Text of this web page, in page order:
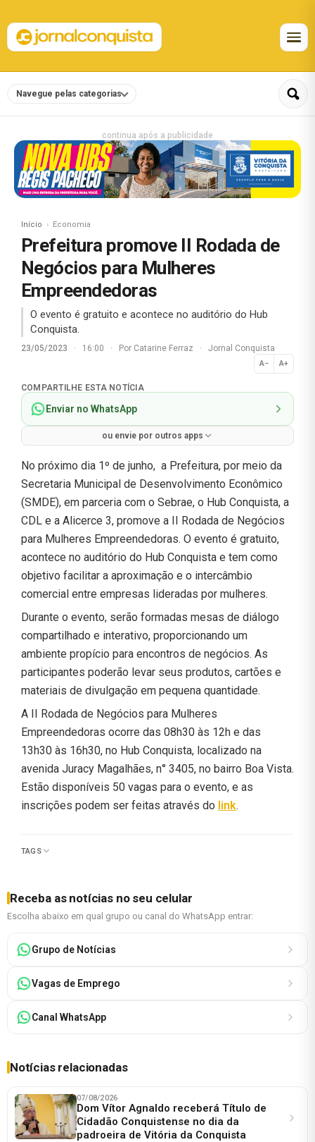
Navegue pelas categorias
continua após a publicidade
Início Economia
Prefeitura promove II Rodada de
Negócios para Mulheres
Empreendedoras
O evento é gratuito e acontece no auditório do Hub
Conquista.
23/05/2023 · 16:00 · Por Catarine Ferraz · Jornal Conquista
A− A+
Normal
COMPARTILHE ESTA NOTÍCIA
Enviar no WhatsApp
ou envie por outros apps
No próximo dia 1º de junho, a Prefeitura, por meio da
Secretaria Municipal de Desenvolvimento Econômico
(SMDE), em parceria com o Sebrae, o Hub Conquista, a
CDL e a Alicerce 3, promove a II Rodada de Negócios
para Mulheres Empreendedoras. O evento é gratuito,
acontece no auditório do Hub Conquista e tem como
objetivo facilitar a aproximação e o intercâmbio
comercial entre empresas lideradas por mulheres.
Durante o evento, serão formadas mesas de diálogo
compartilhado e interativo, proporcionando um
ambiente propício para encontros de negócios. As
participantes poderão levar seus produtos, cartões e
materiais de divulgação em pequena quantidade.
A II Rodada de Negócios para Mulheres
Empreendedoras ocorre das 08h30 às 12h e das
13h30 às 16h30, no Hub Conquista, localizado na
avenida Juracy Magalhães, n° 3405, no bairro Boa Vista.
Estão disponíveis 50 vagas para o evento, e as
inscrições podem ser feitas através do link.
TAGS
Receba as notícias no seu celular
Escolha abaixo em qual grupo ou canal do WhatsApp entrar:
Grupo de Notícias
Vagas de Emprego
Canal WhatsApp
Notícias relacionadas
07/08/2026
Dom Vítor Agnaldo receberá Título de
Cidadão Conquistense no dia da
padroeira de Vitória da Conquista